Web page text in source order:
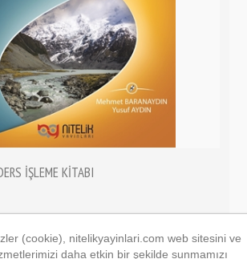
İŞLEME KİTABI
(cookie), nitelikyayinlari.com web sitesini ve
daha etkin bir şekilde sunmamızı